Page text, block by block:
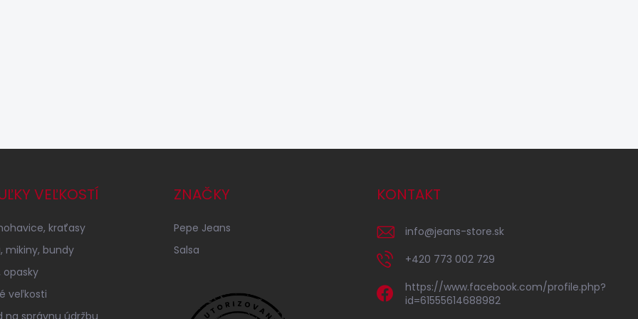
VEĽKOSTÍ
kraťasy
mikiny, bundy
opasky
veľkosti
ZNAČKY
Pepe Jeans
Salsa
KONTAKT
info@jeans-store.sk
+420 773 002 729
https://www.facebook.com/profile.php?
id=61555614688982